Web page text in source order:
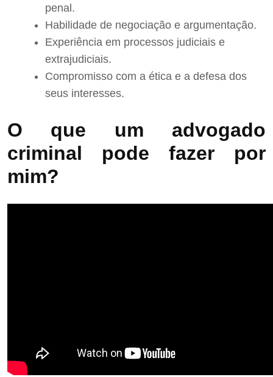
penal.
Habilidade de negociação e argumentação.
Experiência em processos judiciais e
extrajudiciais.
Compromisso com a ética e a defesa dos
seus interesses.
O que um advogado
criminal pode fazer por
mim?